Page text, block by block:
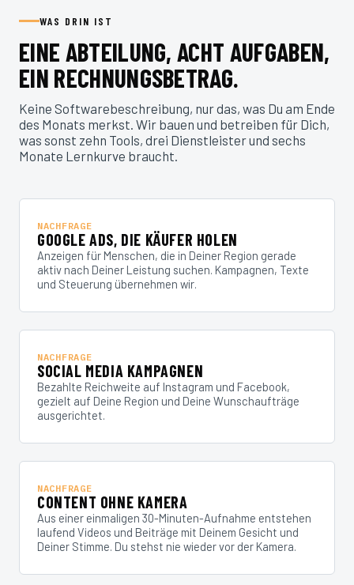
WAS DRIN IST
EINE ABTEILUNG, ACHT AUFGABEN,
EIN RECHNUNGSBETRAG.
Keine Softwarebeschreibung, nur das, was Du am Ende
des Monats merkst. Wir bauen und betreiben für Dich,
was sonst zehn Tools, drei Dienstleister und sechs
Monate Lernkurve braucht.
NACHFRAGE
GOOGLE ADS, DIE KÄUFER HOLEN
Anzeigen für Menschen, die in Deiner Region gerade
aktiv nach Deiner Leistung suchen. Kampagnen, Texte
und Steuerung übernehmen wir.
NACHFRAGE
SOCIAL MEDIA KAMPAGNEN
Bezahlte Reichweite auf Instagram und Facebook,
gezielt auf Deine Region und Deine Wunschaufträge
ausgerichtet.
NACHFRAGE
CONTENT OHNE KAMERA
Aus einer einmaligen 30-Minuten-Aufnahme entstehen
laufend Videos und Beiträge mit Deinem Gesicht und
Deiner Stimme. Du stehst nie wieder vor der Kamera.